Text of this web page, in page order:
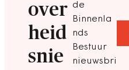
over
heid
snie
de
Binnenla
nds
Bestuur
nieuwsbri